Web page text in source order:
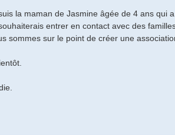
la maman de Jasmine âgée de 4 ans qui
entrer en contact avec des
sommes sur le point de créer une